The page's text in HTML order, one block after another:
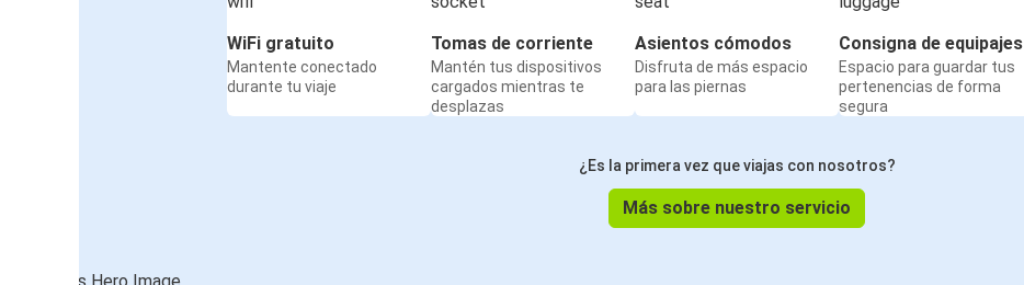
WiFi gratuito
Mantente conectado
durante tu viaje
Tomas de corriente
Mantén tus dispositivos
cargados mientras te
desplazas
Asientos cómodos
Disfruta de más espacio
para las piernas
Consigna de equipajes
Espacio para guardar tus
pertenencias de forma
segura
¿Es la primera vez que viajas con nosotros?
Más sobre nuestro servicio